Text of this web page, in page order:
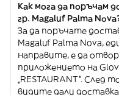
Как мога да поръчам
гр. Magaluf Palma
За да поръчате
Magaluf Palma Nova,
направите, е да
приложението на
„RESTAURANT”. След
видите дали